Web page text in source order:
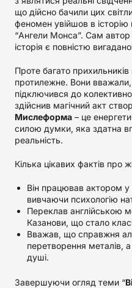
що дійсно бачили цих
феномен увійшов в
“Ангели Монса”. Сам
історія є повністю
Проте багато
протилежне. Вони
підключився до
здійснив магічний акт
Мислеформа – це
силою думки, яка здатна
реальність.
Кілька цікавих фактів про
Він працював актором у
вивчаючи психологію
Переклав
Казанови, що стало
Вважав, що справжня
перетворення металів,
душі.
Завершуючи огляд теми “